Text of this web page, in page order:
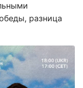
разница